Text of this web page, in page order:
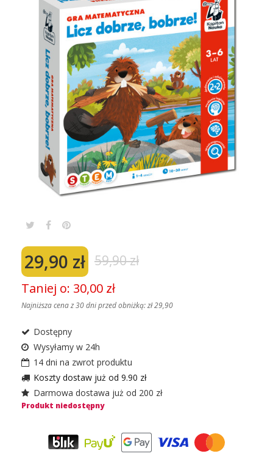
29,90 zł 59,90 zł
Taniej o: 30,00 zł
Najniższa cena z 30 dni przed obniżką:zł 29,90
Dostępny
Wysyłamy w 24h
14 dni na zwrot produktu
Koszty dostaw już od 9.90 zł
Darmowa dostawa już od 200 zł
Produkt niedostępny